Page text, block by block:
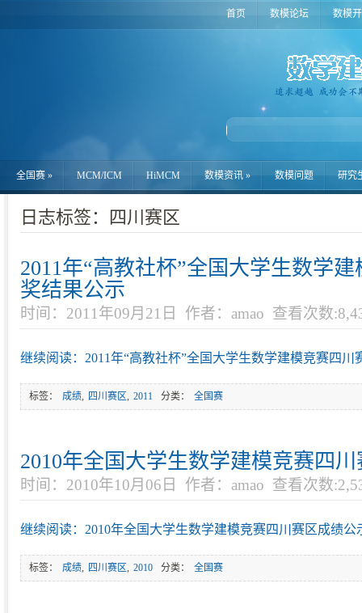
首页 数模论坛 数模
全国赛 » MCM/ICM HiMCM 数模资讯 » 数模问题 研究
日志标签：四川赛区
2011年“高教社杯”全国大学生数学
奖结果公示
时间：2011年09月21日 作者：amao 查看次数
继续阅读：2011年“高教社杯”全国大学生数学建模竞赛四川
标签： 成绩, 四川赛区, 2011 分类： 全国赛
2010年全国大学生数学建模竞赛四
时间：2010年10月06日 作者：amao 查看次数
继续阅读：2010年全国大学生数学建模竞赛四川赛区成绩公
标签： 成绩, 四川赛区, 2010 分类： 全国赛